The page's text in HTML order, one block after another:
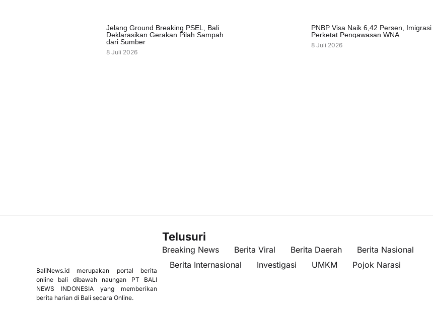
Jelang Ground Breaking PSEL, Bali
Deklarasikan Gerakan Pilah Sampah
dari Sumber
8 Juli 2026
PNBP Visa Naik 6,42 Persen, Imigrasi
Perketat Pengawasan WNA
8 Juli 2026
BaliNews.id merupakan portal berita
online bali dibawah naungan PT BALI
NEWS INDONESIA yang memberikan
berita harian di Bali secara Online.
Telusuri
Breaking News Berita Viral Berita Daerah
Berita Nasional
Berita Internasional
Investigasi UMKM Pojok Narasi